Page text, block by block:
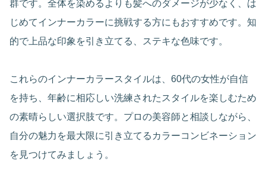
群です。全体を染めるよりも髪へのダメージが少なく、は
じめてインナーカラーに挑戦する方にもおすすめです。知
的で上品な印象を引き立てる、ステキな色味です。
これらのインナーカラースタイルは、60代の女性が自信
を持ち、年齢に相応しい洗練されたスタイルを楽しむため
の素晴らしい選択肢です。プロの美容師と相談しながら、
自分の魅力を最大限に引き立てるカラーコンビネーション
を見つけてみましょう。